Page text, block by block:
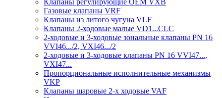
Клапаны регулирующие OEM VXB
Газовые клапаны VRF
Клапаны из литого чугуна VLF
Клапаны 2-ходовые малые VD1...CLC
2-ходовые и 3-ходовые зональные клапаны PN 16
VVI46.../2, VXI46.../2
2-ходовые и 3-ходовые клапаны PN 16 VVI47...,
VXI47...
Пропорциональные исполнительные механизмы
VKP
Клапаны шаровые 2-х ходовые VAF